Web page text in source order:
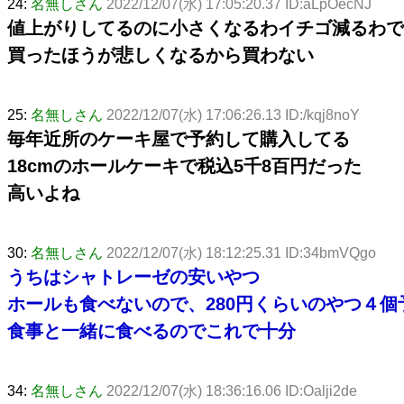
24: 名無しさん 2022/12/07(水) 17:05:20.37 ID:aLpOecNJ
値上がりしてるのに小さくなるわイチゴ減るわで
買ったほうが悲しくなるから買わない
25: 名無しさん 2022/12/07(水) 17:06:26.13 ID:/kqj8noY
毎年近所のケーキ屋で予約して購入してる
18cmのホールケーキで税込5千8百円だった
高いよね
30: 名無しさん 2022/12/07(水) 18:12:25.31 ID:34bmVQgo
うちはシャトレーゼの安いやつ
ホールも食べないので、280円くらいのやつ４個
食事と一緒に食べるのでこれで十分
34: 名無しさん 2022/12/07(水) 18:36:16.06 ID:Oalji2de